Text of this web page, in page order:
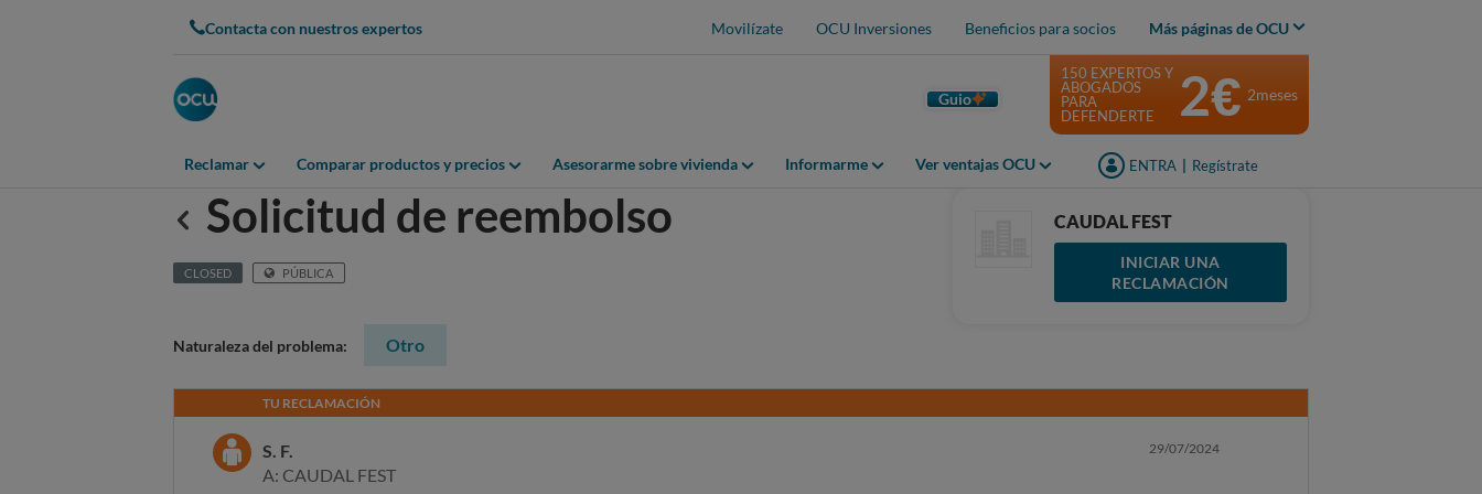
Contacta con nuestros expertos Movilízate OCU Inversiones Beneficios para socios Más páginas de OCU
Guio
Reclamar Comparar productos y precios Asesorarme sobre vivienda Informarme Ver ventajas OCU ENTRA Regístrate
150 EXPERTOS Y
ABOGADOS
PARA
DEFENDERTE
2€ 2meses
Anterior
Solicitud de reembolso
CLOSED PÚBLICA
CAUDAL FEST
INICIAR UNA
RECLAMACIÓN
Naturaleza del problema: Otro
TU RECLAMACIÓN
S. F.
A: CAUDAL FEST
29/07/2024